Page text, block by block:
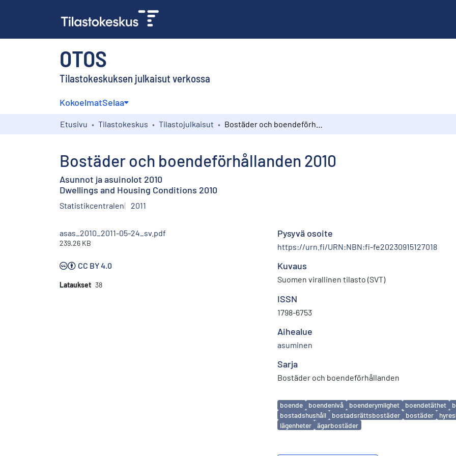
OTOS
Tilastokeskuksen julkaisut verkossa
KokoelmatSelaa
Etusivu Tilastokeskus Tilastojulkaisut
Bostäder och boendeförhållanden 2010
Asunnot ja asuinolot 2010
Dwellings and Housing Conditions 2010
Statistikcentralen 2011
asas_2010_2011-05-24_sv.pdf
239.26 KB
CC BY 4.0
Lataukset 38
Pysyvä osoite
https://urn.fi/URN:NBN:fi-fe20230915127018
Kuvaus
Suomen virallinen tilasto (SVT)
ISSN
1798-6753
Aihealue
asuminen
Sarja
Bostäder och boendeförhållanden
Avainsanat
boende boendenivå boenderymlighet boendetäthet
bostadshushåll
bostadsrättsbostäder bostäder
lägenheter
ägarbostäder